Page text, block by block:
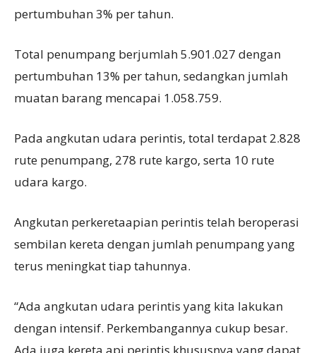
pertumbuhan 3% per tahun.
Total penumpang berjumlah 5.901.027 dengan
pertumbuhan 13% per tahun, sedangkan jumlah
muatan barang mencapai 1.058.759.
Pada angkutan udara perintis, total terdapat 2.828
rute penumpang, 278 rute kargo, serta 10 rute
udara kargo.
Angkutan perkeretaapian perintis telah beroperasi
sembilan kereta dengan jumlah penumpang yang
terus meningkat tiap tahunnya.
“Ada angkutan udara perintis yang kita lakukan
dengan intensif. Perkembangannya cukup besar.